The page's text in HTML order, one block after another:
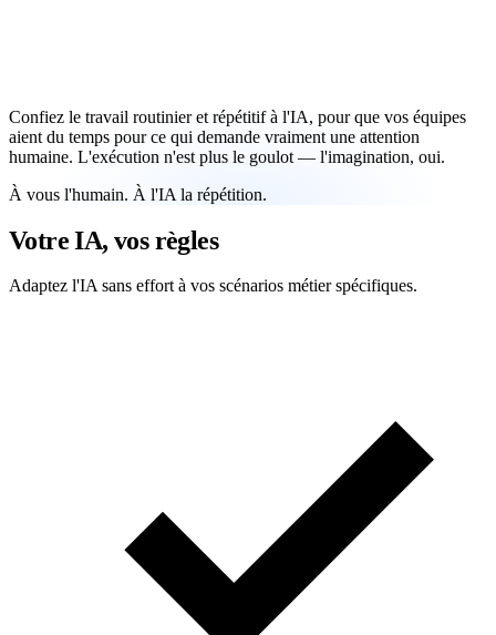
Confiez le travail routinier et répétitif à l'IA, pour que vos équipes
aient du temps pour ce qui demande vraiment une attention
humaine. L'exécution n'est plus le goulot — l'imagination, oui.
À vous l'humain. À l'IA la répétition.
Votre IA, vos règles
Adaptez l'IA sans effort à vos scénarios métier spécifiques.